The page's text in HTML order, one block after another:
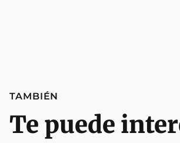
TAMBIÉN
Te puede